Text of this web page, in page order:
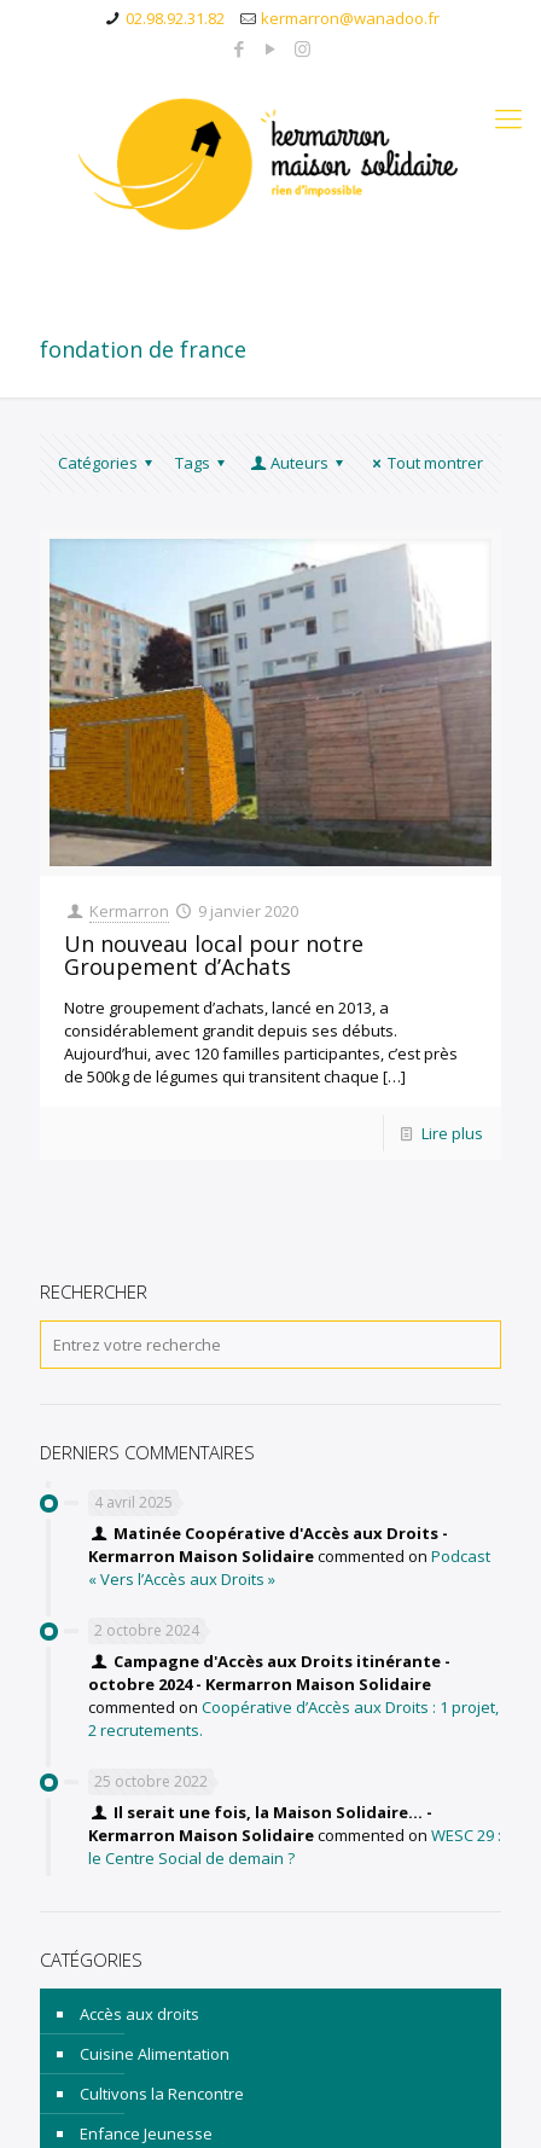
02.98.92.31.82 kermarron@wanadoo.fr
fondation de france
Catégories Tags Auteurs Tout montrer
Kermarron 9 janvier 2020
Un nouveau local pour notre
Groupement d’Achats
Notre groupement d’achats, lancé en 2013, a
considérablement grandit depuis ses débuts.
Aujourd’hui, avec 120 familles participantes, c’est près
de 500kg de légumes qui transitent chaque […]
Lire plus
RECHERCHER
DERNIERS COMMENTAIRES
4 avril 2025
Matinée Coopérative d'Accès aux Droits -
Kermarron Maison Solidairecommented on Podcast
« Vers l’Accès aux Droits »
2 octobre 2024
Campagne d'Accès aux Droits itinérante -
octobre 2024 - Kermarron Maison Solidaire
commented on Coopérative d’Accès aux Droits : 1 projet,
2 recrutements.
25 octobre 2022
Il serait une fois, la Maison Solidaire... -
Kermarron Maison Solidairecommented on WESC 29 :
le Centre Social de demain ?
CATÉGORIES
Accès aux droits
Cuisine Alimentation
Cultivons la Rencontre
Enfance Jeunesse